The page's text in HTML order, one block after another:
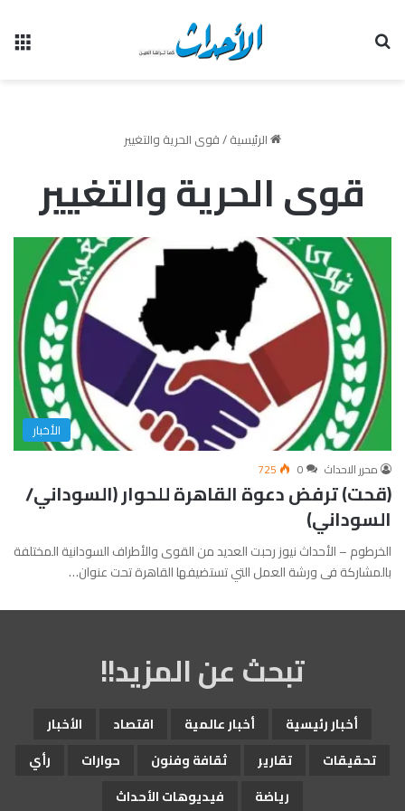
الرئيسية/قوى الحرية والتغيير
قوى الحرية والتغيير
الأخبار
محرر الاحداث 0
725
(قحت) ترفض دعوة القاهرة للحوار (السوداني/
السوداني)
الخرطوم – الأحداث نيوز رحبت العديد من القوى والأطراف السودانية المختلفة
بالمشاركة فى ورشة العمل التي تستضيفها القاهرة تحت عنوان…
تبحث عن المزيد!!
أخبار رئيسية أخبار عالمية اقتصاد
الأخبار
تحقيقات
تقارير ثقافة وفنون حوارات
رأي
رياضة
فيديوهات الأحداث